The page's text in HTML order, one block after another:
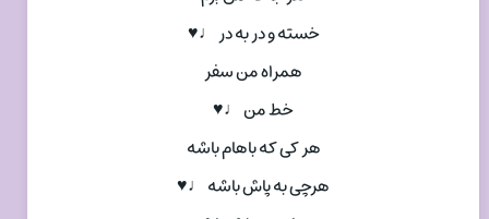
خسته و در به در ♩♥
همراه من سفر
خط من ♩♥
هر کی که باهام باشه
هرچی به پاش باشه ♩♥